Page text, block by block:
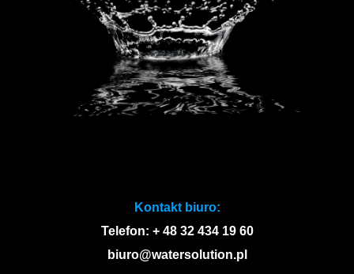
Kontakt biuro:
Telefon: + 48 32 434 19 60
biuro@watersolution.pl